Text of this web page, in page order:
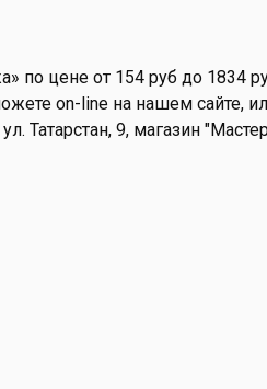
по цене от 154 руб до 1834
on-line на нашем сайте,
Татарстан, 9, магазин